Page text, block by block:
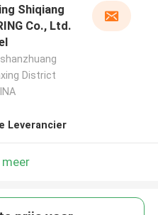
Shiqiang
Co., Ltd.
District
Leverancier
meer